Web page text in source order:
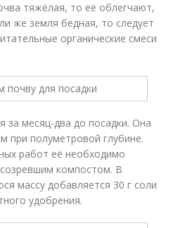
тяжёлая, то её облегчают,
же земля бедная, то следует
органические смеси
за месяц-два до посадки. Она
при полуметровой глубине.
работ её необходимо
компостом. В
массу добавляется 30 г соли
удобрения.